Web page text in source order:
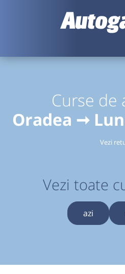
Curse de
Oradea ➞
Vezi
Vezi toate
azi